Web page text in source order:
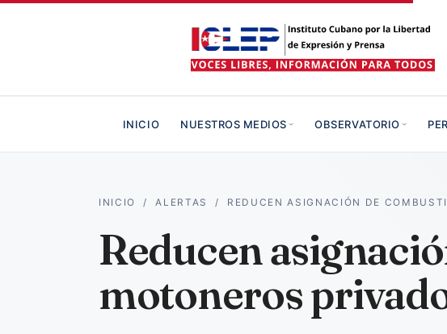
INICIO NUESTROS MEDIOS OBSERVATORIO
INICIO /ALERTAS / REDUCEN ASIGNACIÓN DE
Reducen
motoneros